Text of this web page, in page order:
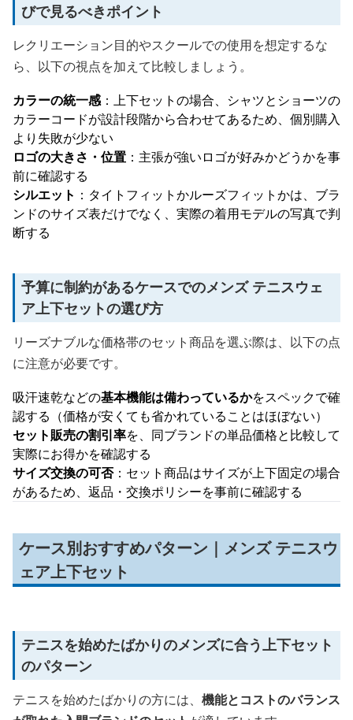
びで見るべきポイント
レクリエーション目的やスクールでの使用を想定するな
ら、以下の視点を加えて比較しましょう。
カラーの統一感：上下セットの場合、シャツとショーツの
カラーコードが設計段階から合わせてあるため、個別購入
より失敗が少ない
ロゴの大きさ・位置 ：主張が強いロゴが好みかどうかを事
前に確認する
シルエット ：タイトフィットかルーズフィットかは、ブラ
ンドのサイズ表だけでなく、実際の着用モデルの写真で判
断する
予算に制約があるケースでのメンズ テニスウェ
ア上下セットの選び方
リーズナブルな価格帯のセット商品を選ぶ際は、以下の点
に注意が必要です。
吸汗速乾などの基本機能は備わっているかをスペックで確
認する（価格が安くても省かれていることはほぼない）
セット販売の割引率を、同ブランドの単品価格と比較して
実際にお得かを確認する
サイズ交換の可否：セット商品はサイズが上下固定の場合
があるため、返品・交換ポリシーを事前に確認する
ケース別おすすめパターン｜メンズ テニスウ
ェア上下セット
テニスを始めたばかりのメンズに合う上下セット
のパターン
テニスを始めたばかりの方には、 機能とコストのバランス